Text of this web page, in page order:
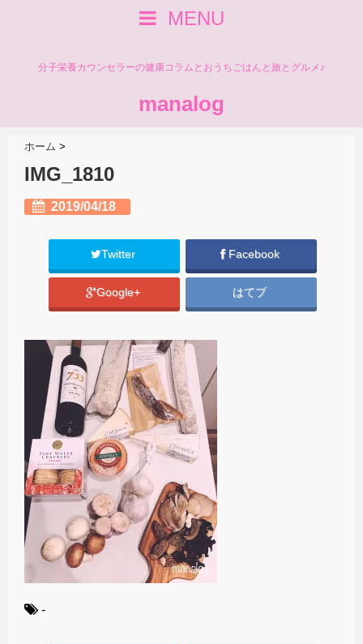
MENU
分子栄養カウンセラーの健康コラムとおうちごはんと旅とグルメ♪
manalog
ホーム >
IMG_1810
2019/04/18
Twitter Facebook
Google+ はてブ
-